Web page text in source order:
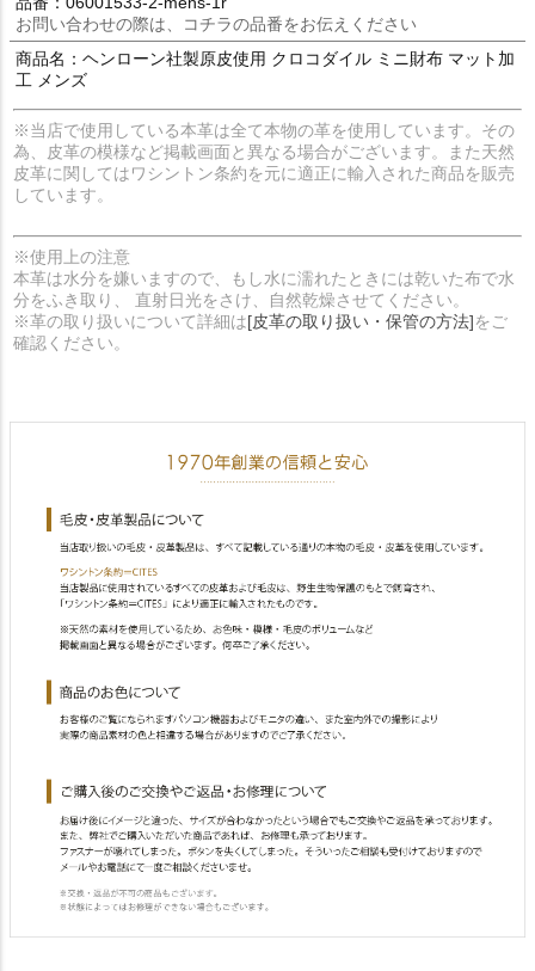
お問い合わせの際は、コチラの品番をお伝えください
商品名：ヘンローン社製原皮使用 クロコダイル ミニ財布 マット加
工 メンズ
※当店で使用している本革は全て本物の革を使用しています。その
為、皮革の模様など掲載画面と異なる場合がございます。また天然
皮革に関してはワシントン条約を元に適正に輸入された商品を販売
しています。
※使用上の注意
本革は水分を嫌いますので、もし水に濡れたときには乾いた布で水
分をふき取り、 直射日光をさけ、自然乾燥させてください。
※革の取り扱いについて詳細は[皮革の取り扱い・保管の方法]をご
確認ください。